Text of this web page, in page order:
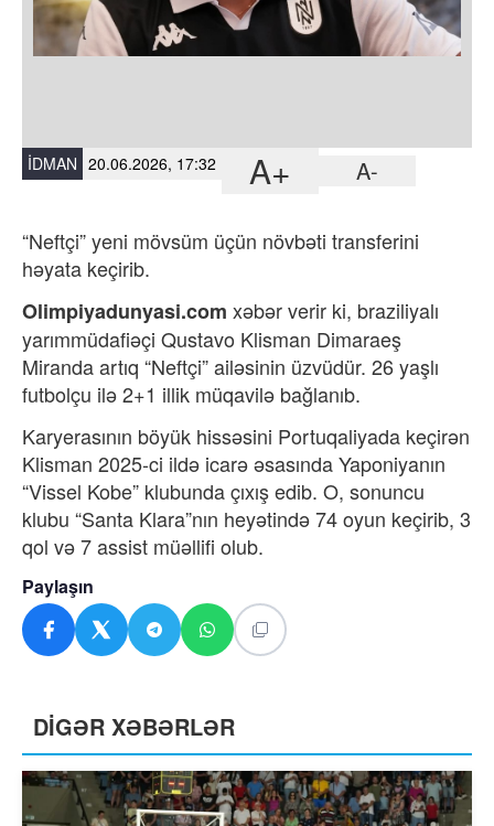
İDMAN 20.06.2026, 17:32 A+ A-
“Neftçi” yeni mövsüm üçün növbəti transferini
həyata keçirib.
Olimpiyadunyasi.com xəbər verir ki, braziliyalı
yarımmüdafiəçi Qustavo Klisman Dimaraeş
Miranda artıq “Neftçi” ailəsinin üzvüdür. 26 yaşlı
futbolçu ilə 2+1 illik müqavilə bağlanıb.
Karyerasının böyük hissəsini Portuqaliyada keçirən
Klisman 2025-ci ildə icarə əsasında Yaponiyanın
“Vissel Kobe” klubunda çıxış edib. O, sonuncu
klubu “Santa Klara”nın heyətində 74 oyun keçirib, 3
qol və 7 assist müəllifi olub.
Paylaşın
DİGƏR XƏBƏRLƏR